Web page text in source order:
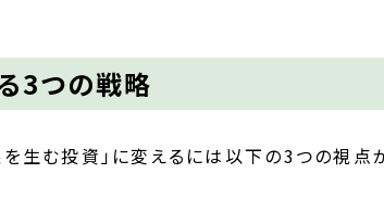
3つの戦略
を生む投資」に変えるには以下の3つの視点